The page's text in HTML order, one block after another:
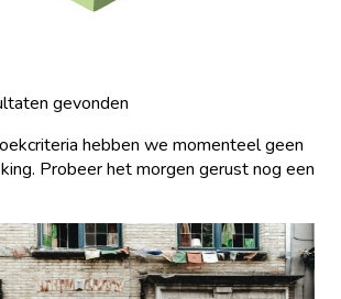
gevonden
hebben we momenteel geen
Probeer het morgen gerust nog een